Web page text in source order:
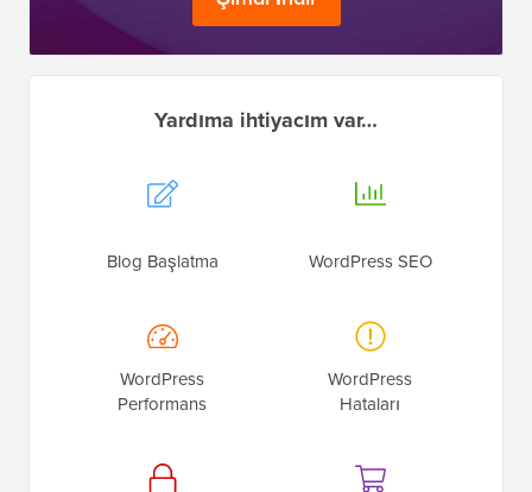
Yardıma ihtiyacım var…
Blog Başlatma WordPress SEO
WordPress
Performans
WordPress
Hataları